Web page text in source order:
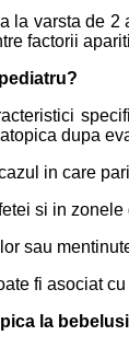
la varsta de
factorii
dupa
in care
si in zonele
sau
fi asociat
la